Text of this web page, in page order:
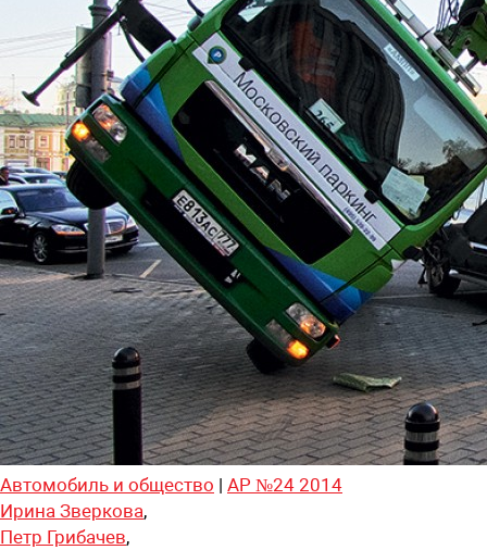
Автомобиль и общество | АР №24 2014
Ирина Зверкова,
Петр Грибачев,